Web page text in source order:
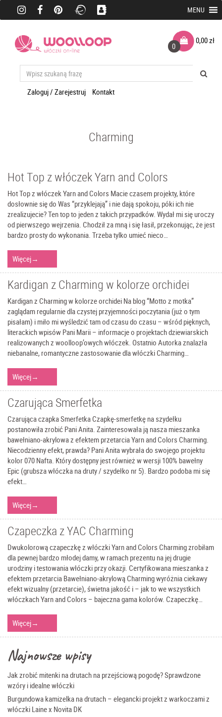
Zaloguj / Zarejestruj Kontakt
0
0,00zł
MENU
Charming
Hot Top z włóczek Yarn and Colors
Hot Top z włóczek Yarn and Colors Macie czasem projekty, które
dosłownie się do Was “przyklejają” i nie dają spokoju, póki ich nie
zrealizujecie? Ten top to jeden z takich przypadków. Wydał mi się uroczy
od pierwszego wejrzenia. Chodził za mną i się łasił, przekonując, że jest
bardzo prosty do wykonania. Trzeba tylko umieć nieco…
Więcej→
Kardigan z Charming w kolorze orchidei
Kardigan z Charming w kolorze orchidei Na blog “Motto z motka”
zaglądam regularnie dla czystej przyjemności poczytania (już o tym
pisałam) i miło mi wyśledzić tam od czasu do czasu – wśród pięknych,
literackich wpisów Pani Marii – informacje o projektach dziewiarskich
realizowanych z woolloop’owych włóczek. Ostatnio Autorka znalazła
niebanalne, romantyczne zastosowanie dla włóczki Charming…
Więcej→
Czarująca Smerfetka
Czarująca czapka Smerfetka Czapkę-smerfetkę na szydełku
postanowiła zrobić Pani Anita. Zainteresowała ją nasza mieszanka
bawełniano-akrylowa z efektem przetarcia Yarn and Colors Charming.
Niecodzienny efekt, prawda? Pani Anita wybrała do swojego projektu
kolor 070 Nafta. Który dostępny jest również w wersji 100% bawełny
Epic (grubsza włóczka na druty / szydełko nr 5). Bardzo podoba mi się
efekt…
Więcej→
Czapeczka z YAC Charming
Dwukolorową czapeczkę z włóczki Yarn and Colors Charming zrobiłam
dla pewnej bardzo młodej damy, w ramach prezentu na jej drugie
urodziny i testowania włóczki przy okazji. Certyfikowana mieszanka z
efektem przetarcia Bawełniano-akrylową Charming wyróżnia ciekawy
efekt wizualny (przetarcie), świetna jakość i – jak to we wszystkich
włóczkach Yarn and Colors – bajeczna gama kolorów. Czapeczkę…
Więcej→
Najnowsze wpisy
Jak zrobić mitenki na drutach na przejściową pogodę? Sprawdzone
wzóry i idealne włóczki
Burgundowa kamizelka na drutach – elegancki projekt z warkoczami z
włóczki Laine x Novita DK